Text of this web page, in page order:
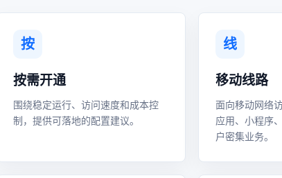
按
按需开通
围绕稳定运行、访问速度和成本控
制，提供可落地的配置建议。
线
移动线路
面向移动网络
应用、小程序
户密集业务。